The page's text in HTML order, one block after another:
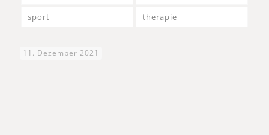
sport therapie
11. Dezember 2021